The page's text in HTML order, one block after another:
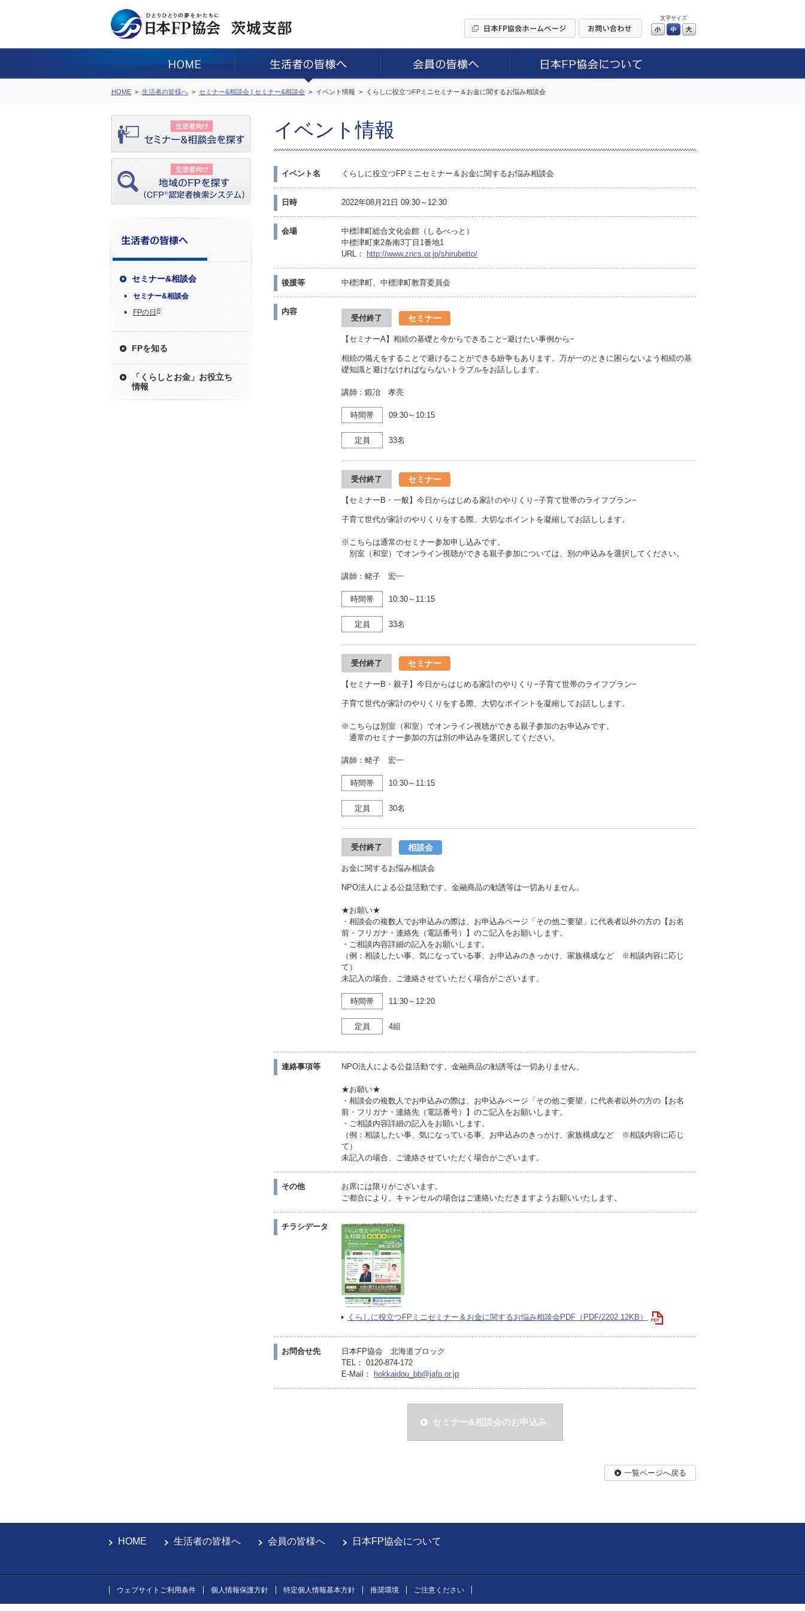
文字サイズ
小 中
HOME 生活者の皆様へ セミナー&相談会 | セミナー&相談会 イベント情報 くらしに役立つFPミニセミナー＆お金に関するお悩み相談会
セミナー&相談会
セミナー&相談会
FPの日 ®
FPを知る
「くらしとお金」お役立ち
情報
イベント情報
イベント名 くらしに役立つFPミニセミナー＆お金に関するお悩み相談会
日時 2022年08月21日 09:30～12:30
会場
中標津町総合文化会館（しるべっと）
中標津町東2条南3丁目1番地1
URL：
http://www.zncs.or.jp/shirubetto/
後援等 中標津町、中標津町教育委員会
内容
受付終了 セミナー
【セミナーA】相続の基礎と今からできること−避けたい事例から−
相続の備えをすることで避けることができる紛争もあります。万が一のときに困らないよう相続の基
礎知識と避けなければならないトラブルをお話しします。
講師：鍛冶 孝亮
時間帯 09:30～10:15
定員 33名
受付終了 セミナー
【セミナーB・一般】今日からはじめる家計のやりくり−子育て世帯のライフプラン−
子育て世代が家計のやりくりをする際、大切なポイントを凝縮してお話しします。
※こちらは通常のセミナー参加申し込みです。
別室（和室）でオンライン視聴ができる親子参加については、別の申込みを選択してください。
講師：蛯子 宏一
時間帯 10:30～11:15
定員 33名
受付終了 セミナー
【セミナーB・親子】今日からはじめる家計のやりくり−子育て世帯のライフプラン−
子育て世代が家計のやりくりをする際、大切なポイントを凝縮してお話しします。
※こちらは別室（和室）でオンライン視聴ができる親子参加のお申込みです。
通常のセミナー参加の方は別の申込みを選択してください。
講師：蛯子 宏一
時間帯 10:30～11:15
定員 30名
受付終了 相談会
お金に関するお悩み相談会
NPO法人による公益活動です。金融商品の勧誘等は一切ありません。
★お願い★
・相談会の複数人でお申込みの際は、お申込みページ「その他ご要望」に代表者以外の方の【お名
前・フリガナ・連絡先（電話番号）】のご記入をお願いします。
・ご相談内容詳細の記入をお願いします。
（例：相談したい事、気になっている事、お申込みのきっかけ、家族構成など ※相談内容に応じ
て）
未記入の場合、ご連絡させていただく場合がございます。
時間帯 11:30～12:20
定員 4組
連絡事項等 NPO法人による公益活動です。金融商品の勧誘等は一切ありません。
★お願い★
・相談会の複数人でお申込みの際は、お申込みページ「その他ご要望」に代表者以外の方の【お名
前・フリガナ・連絡先（電話番号）】のご記入をお願いします。
・ご相談内容詳細の記入をお願いします。
（例：相談したい事、気になっている事、お申込みのきっかけ、家族構成など ※相談内容に応じ
て）
未記入の場合、ご連絡させていただく場合がございます。
その他
お席には限りがございます。
ご都合により、キャンセルの場合はご連絡いただきますようお願いいたします。
チラシデータ
くらしに役立つFPミニセミナー＆お金に関するお悩み相談会PDF（PDF/2202.12KB）
お問合せ先
日本FP協会 北海道ブロック
TEL： 0120-874-172
E-Mail：
hokkaidou_bb@jafp.or.jp
セミナー&相談会のお申込み
一覧ページへ戻る
HOME 生活者の皆様へ 会員の皆様へ 日本FP協会について
ウェブサイトご利用条件 個人情報保護方針 特定個人情報基本方針 推奨環境 ご注意ください